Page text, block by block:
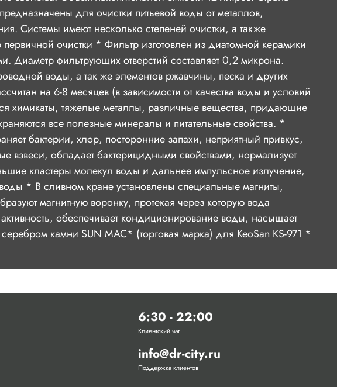
для очистки питьевой воды от металлов,
Системы имеют несколько степеней очистки, а также
очистки * Фильтр изготовлен из диатомной керамики
Диаметр фильтрующих отверстий составляет 0,2 микрона.
воды, а так же элементов ржавчины, песка и других
на 6-8 месяцев (в зависимости от качества воды и условий
химикаты, тяжелые металлы, различные вещества, придающие
все полезные минералы и питательные свойства. *
бактерии, хлор, посторонние запахи, неприятный привкус,
взвеси, обладает бактерицидными свойствами, нормализует
кластеры молекул воды и дальнее импульсное излучение,
* В сливном кране установлены специальные магниты,
магнитную воронку, протекая через которую вода
обеспечивает кондиционирование воды, насыщает
камни SUN MAC* (торговая марка) для KeoSan KS-971 *
6:30 - 22:00
Клиентский чат
info@dr-city.ru
Поддержка клиентов